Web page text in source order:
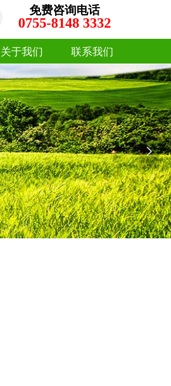
关于我们
关于我们
联系我们
联系我们
免费咨询电话
0755-8148 3332
넲